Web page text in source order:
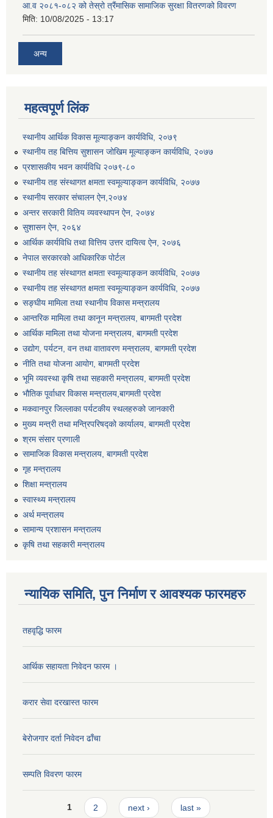
आ.व २०८१-०८२ को तेस्रो त्रैंमासिक सामाजिक सुरक्षा वितरणको विवरण
मिति: 10/08/2025 - 13:17
अन्य
महत्वपूर्ण लिंक
स्थानीय आर्थिक विकास मूल्याङ्कन कार्यविधि, २०७९
स्थानीय तह बित्तिय सुशासन जोखिम मूल्याङ्कन कार्यविधि, २०७७
प्रशासकीय भवन कार्यविधि २०७९-८०
स्थानीय तह संस्थागत क्षमता स्वमूल्याङ्कन कार्यविधि, २०७७
स्थानीय सरकार संचालन ऐन,२०७४
अन्तर सरकारी वितिय व्यवस्थापन ऐन, २०७४
सुशासन ऐन, २०६४
आर्थिक कार्यविधि तथा वित्तिय उत्तर दायित्व ऐन, २०७६
नेपाल सरकारको आधिकारिक पोर्टल
स्थानीय तह संस्थागत क्षमता स्वमूल्याङ्कन कार्यविधि, २०७७
स्थानीय तह संस्थागत क्षमता स्वमूल्याङ्कन कार्यविधि, २०७७
सङ्घीय मामिला तथा स्थानीय विकास मन्त्रालय
आन्तरिक मामिला तथा कानून मन्त्रालय, बागमती प्रदेश
आर्थिक मामिला तथा योजना मन्त्रालय, बागमती प्रदेश
उद्योग, पर्यटन, वन तथा वातावरण मन्त्रालय, बागमती प्रदेश
नीति तथा योजना आयोग, बागमती प्रदेश
भूमि व्यवस्था कृषि तथा सहकारी मन्त्रालय, बागमती प्रदेश
भौतिक पूर्वाधार विकास मन्त्रालय,बागमती प्रदेश
मकवानपुर जिल्लाका पर्यटकीय स्थलहरुको जानकारी
मुख्य मन्त्री तथा मन्त्रिपरिषद्को कार्यालय, बागमती प्रदेश
श्रम संसार प्रणाली
सामाजिक विकास मन्त्रालय, बागमती प्रदेश
गृह मन्त्रालय
शिक्षा मन्त्रालय
स्वास्थ्य मन्त्रालय
अर्थ मन्त्रालय
सामान्य प्रशासन मन्त्रालय
कृषि तथा सहकारी मन्त्रालय
न्यायिक समिति, पुन निर्माण र आवश्यक फारमहरु
तहवृद्धि फारम
आर्थिक सहायता निवेदन फारम ।
करार सेवा दरखास्त फारम
बेरोजगार दर्ता निवेदन ढाँचा
सम्पति विवरण फारम
Pages1 2 next › last »